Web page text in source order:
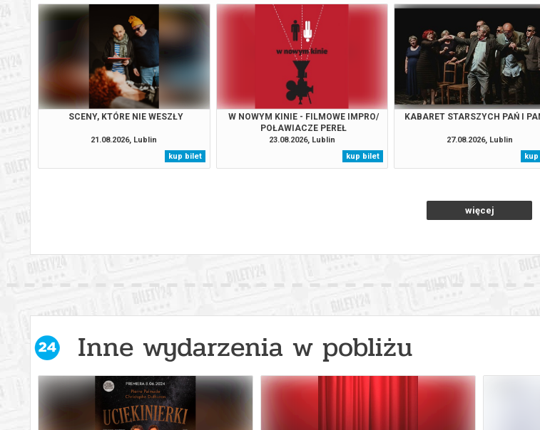
SCENY, KTÓRE NIE WESZŁY
21.08.2026, Lublin
kup bilet
W NOWYM KINIE - FILMOWE IMPRO/
POŁAWIACZE PEREŁ
23.08.2026, Lublin
kup bilet
KABARET STARSZYCH PAŃ I
27.08.2026, Lublin
więcej
Inne wydarzenia w pobliżu